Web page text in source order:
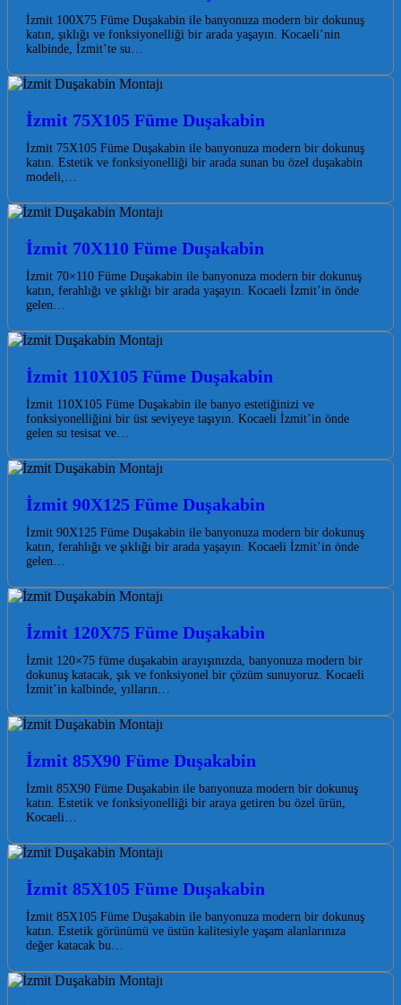
İzmit 100X75 Füme Duşakabin ile banyonuza modern bir dokunuş
katın, şıklığı ve fonksiyonelliği bir arada yaşayın. Kocaeli’nin
kalbinde, İzmit’te su…
İzmit 75X105 Füme Duşakabin
İzmit 75X105 Füme Duşakabin ile banyonuza modern bir dokunuş
katın. Estetik ve fonksiyonelliği bir arada sunan bu özel duşakabin
modeli,…
İzmit 70X110 Füme Duşakabin
İzmit 70×110 Füme Duşakabin ile banyonuza modern bir dokunuş
katın, ferahlığı ve şıklığı bir arada yaşayın. Kocaeli İzmit’in önde
gelen…
İzmit 110X105 Füme Duşakabin
İzmit 110X105 Füme Duşakabin ile banyo estetiğinizi ve
fonksiyonelliğini bir üst seviyeye taşıyın. Kocaeli İzmit’in önde
gelen su tesisat ve…
İzmit 90X125 Füme Duşakabin
İzmit 90X125 Füme Duşakabin ile banyonuza modern bir dokunuş
katın, ferahlığı ve şıklığı bir arada yaşayın. Kocaeli İzmit’in önde
gelen…
İzmit 120X75 Füme Duşakabin
İzmit 120×75 füme duşakabin arayışınızda, banyonuza modern bir
dokunuş katacak, şık ve fonksiyonel bir çözüm sunuyoruz. Kocaeli
İzmit’in kalbinde, yılların…
İzmit 85X90 Füme Duşakabin
İzmit 85X90 Füme Duşakabin ile banyonuza modern bir dokunuş
katın. Estetik ve fonksiyonelliği bir araya getiren bu özel ürün,
Kocaeli…
İzmit 85X105 Füme Duşakabin
İzmit 85X105 Füme Duşakabin ile banyonuza modern bir dokunuş
katın. Estetik görünümü ve üstün kalitesiyle yaşam alanlarınıza
değer katacak bu…